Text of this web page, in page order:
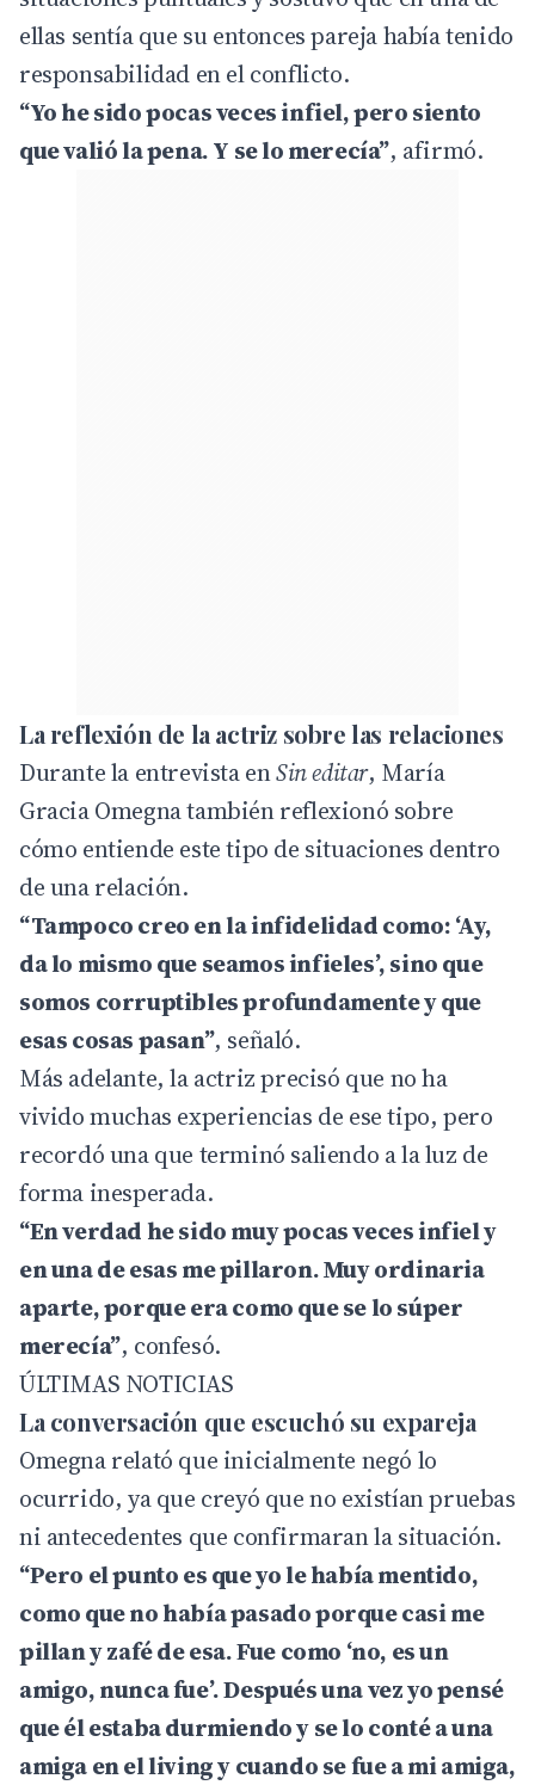
ellas sentía que su entonces pareja había tenido
responsabilidad en el conflicto.
“Yo he sido pocas veces infiel, pero siento
que valió la pena. Y se lo merecía”, afirmó.
La reflexión de la actriz sobre las relaciones
Durante la entrevista enSin editar, María
Gracia Omegna también reflexionó sobre
cómo entiende este tipo de situaciones dentro
de una relación.
“Tampoco creo en la infidelidad como: ‘Ay,
da lo mismo que seamos infieles’, sino que
somos corruptibles profundamente y que
esas cosas pasan”, señaló.
Más adelante, la actriz precisó que no ha
vivido muchas experiencias de ese tipo, pero
recordó una que terminó saliendo a la luz de
forma inesperada.
“En verdad he sido muy pocas veces infiel y
en una de esas me pillaron. Muy ordinaria
aparte, porque era como que se lo súper
merecía”, confesó.
ÚLTIMAS NOTICIAS
La conversación que escuchó su expareja
Omegna relató que inicialmente negó lo
ocurrido, ya que creyó que no existían pruebas
ni antecedentes que confirmaran la situación.
“Pero el punto es que yo le había mentido,
como que no había pasado porque casi me
pillan y zafé de esa. Fue como ‘no, es un
amigo, nunca fue’. Después una vez yo pensé
que él estaba durmiendo y se lo conté a una
amiga en el living y cuando se fue a mi amiga,